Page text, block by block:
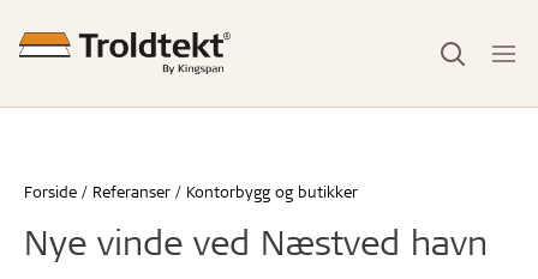
Forside Referanser Kontorbygg og butikker
Nye vinde ved Næstved havn